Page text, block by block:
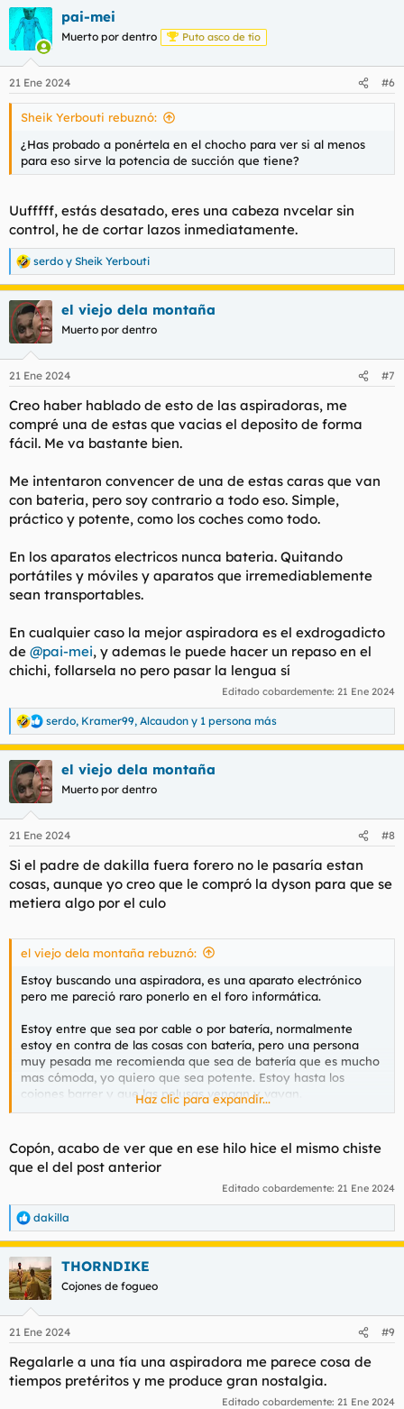
Pues no. Ni puñeterero caso.
pai-mei
Muerto por dentro Puto asco de tío
21 Ene 2024 #6
Sheik Yerbouti rebuznó:
¿Has probado a ponértela en el chocho para ver si al menos
para eso sirve la potencia de succión que tiene?
Uufffff, estás desatado, eres una cabeza nvcelar sin
control, he de cortar lazos inmediatamente.
R
e
a
c
c
i
e
:
serdo y Sheik Yerbouti
el viejo dela montaña
Muerto por dentro
21 Ene 2024 #7
Creo haber hablado de esto de las aspiradoras, me
compré una de estas que vacias el deposito de forma
fácil. Me va bastante bien.
Me intentaron convencer de una de estas caras que van
con bateria, pero soy contrario a todo eso. Simple,
práctico y potente, como los coches como todo.
En los aparatos electricos nunca bateria. Quitando
portátiles y móviles y aparatos que irremediablemente
sean transportables.
En cualquier caso la mejor aspiradora es el exdrogadicto
de @pai-mei, y ademas le puede hacer un repaso en el
chichi, follarsela no pero pasar la lengua sí
Editado cobardemente: 21 Ene 2024
R
e
a
c
c
i
e
s
:
serdo, Kramer99, Alcaudon y 1 persona más
el viejo dela montaña
Muerto por dentro
21 Ene 2024 #8
Si el padre de dakilla fuera forero no le pasaría estan
cosas, aunque yo creo que le compró la dyson para que se
metiera algo por el culo
el viejo dela montaña rebuznó:
Estoy buscando una aspiradora, es una aparato electrónico
pero me pareció raro ponerlo en el foro informática.
Estoy entre que sea por cable o por batería, normalmente
estoy en contra de las cosas con batería, pero una persona
muy pesada me recomienda que sea de batería que es mucho
mas cómoda, yo quiero que sea potente. Estoy hasta los
cojones barrer y que las pelusas vengan y vayan.
menos con nombres variopintos, pero alguno supongo que se
habrá encontrado con este dilema, es un tema serio.
Haz clic para expandir...
Copón, acabo de ver que en ese hilo hice el mismo chiste
que el del post anterior
Editado cobardemente: 21 Ene 2024
R
e
a
c
c
i
e
:
dakilla
THORNDIKE
Cojones de fogueo
21 Ene 2024 #9
Regalarle a una tía una aspiradora me parece cosa de
tiempos pretéritos y me produce gran nostalgia.
Editado cobardemente: 21 Ene 2024